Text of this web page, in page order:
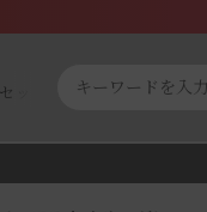
ット商品About magnifique